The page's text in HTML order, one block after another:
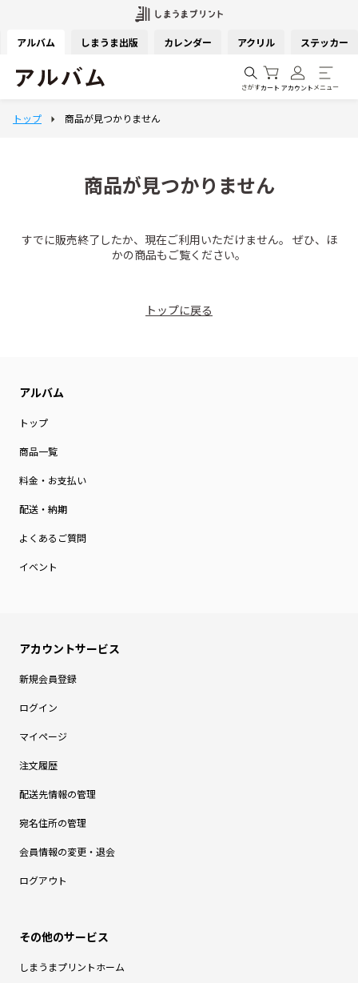
アルバム しまうま出版 カレンダー アクリル ステッカー
さがすカート アカウント メニュー
商品が見つかりません
すでに販売終了したか、現在ご利用いただけません。 ぜひ、ほ
かの商品もご覧ください。
トップに戻る
トップ
商品一覧
料金・お支払い
配送・納期
よくあるご質問
イベント
新規会員登録
ログイン
マイページ
注文履歴
配送先情報の管理
宛名住所の管理
会員情報の変更・退会
ログアウト
しまうまプリントホーム